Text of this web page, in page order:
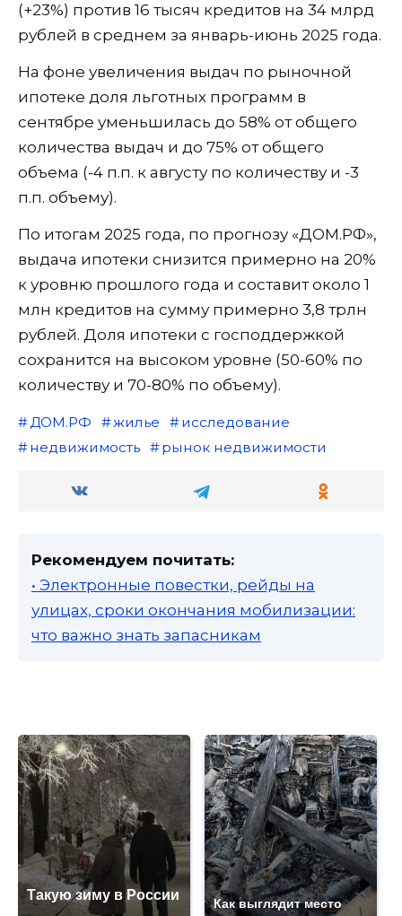
(+23%) против 16 тысяч кредитов на 34 млрд
рублей в среднем за январь-июнь 2025 года.
На фоне увеличения выдач по рыночной
ипотеке доля льготных программ в
сентябре уменьшилась до 58% от общего
количества выдач и до 75% от общего
объема (-4 п.п. к августу по количеству и -3
п.п. объему).
По итогам 2025 года, по прогнозу «ДОМ.РФ»,
выдача ипотеки снизится примерно на 20%
к уровню прошлого года и составит около 1
млн кредитов на сумму примерно 3,8 трлн
рублей. Доля ипотеки с господдержкой
сохранится на высоком уровне (50-60% по
количеству и 70-80% по объему).
ДОМ.РФ жилье
исследование
недвижимость
рынок недвижимости
Рекомендуем почитать:
• Электронные повестки, рейды на
улицах, сроки окончания мобилизации:
что важно знать запасникам
Такую зиму в России
Как выглядит место